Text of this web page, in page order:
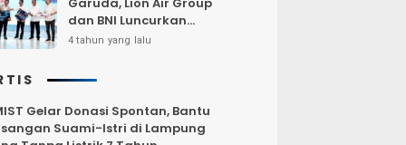
dan BNI Luncurkan
Program Terbang Hemat
4 tahun yang lalu
Gelar Donasi Spontan, Bantu
Suami-Istri di Lampung